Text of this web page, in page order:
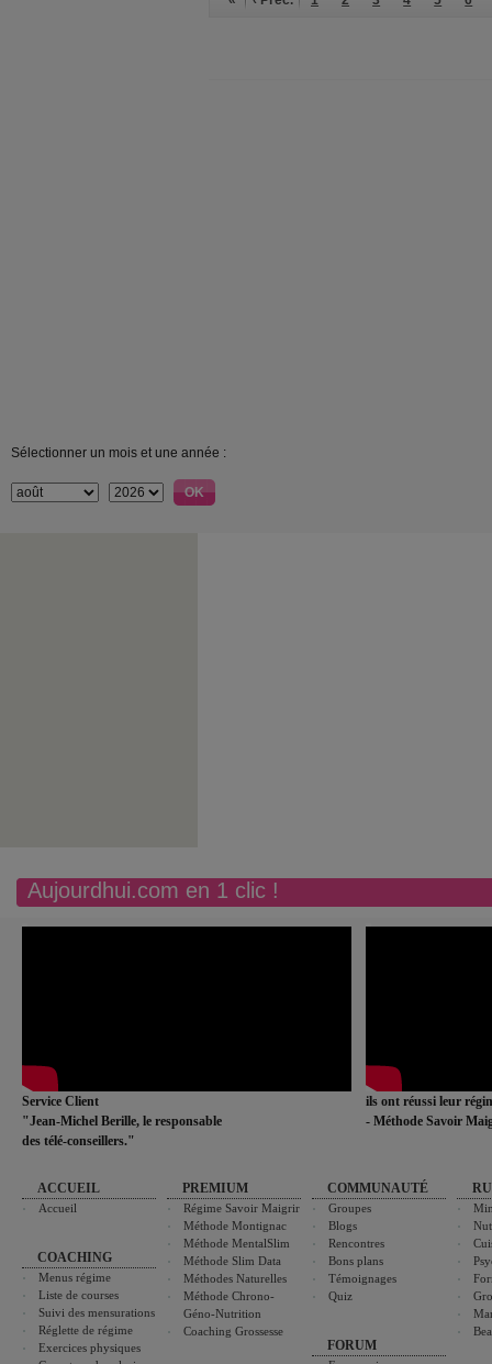
Sélectionner un mois et une année :
Aujourdhui.com en 1 clic !
Service Client
"Jean-Michel Berille, le responsable
des télé-conseillers."
ils ont réussi leur
- Méthode Savoir
ACCUEIL
Accueil
COACHING
Menus régime
Liste de courses
Suivi des mensurations
Réglette de régime
Exercices physiques
PREMIUM
Régime Savoir Maigrir
Méthode Montignac
Méthode MentalSlim
Méthode Slim Data
Méthodes Naturelles
Méthode Chrono-
Géno-Nutrition
Coaching Grossesse
COMMUNAUTÉ
Groupes
Blogs
Rencontres
Bons plans
Témoignages
Quiz
FORUM